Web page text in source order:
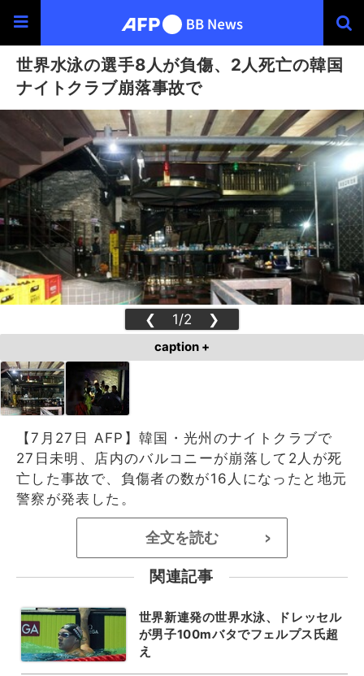
世界水泳の選手8人が負傷、2人死亡の韓国
ナイトクラブ崩落事故で
❮ 1/2 ❯
caption +
【7月27日 AFP】韓国・光州のナイトクラブで
27日未明、店内のバルコニーが崩落して2人が死
亡した事故で、負傷者の数が16人になったと地元
警察が発表した。
全文を読む >
関連記事
世界新連発の世界水泳、ドレッセル
が男子100mバタでフェルプス氏超
え